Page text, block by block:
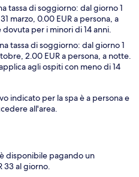
tassa di soggiorno: dal giorno 1
marzo, 0.00 EUR a persona, a
dovuta per i minori di 14 anni.
tassa di soggiorno: dal giorno 1
2.00 EUR a persona, a notte.
agli ospiti con meno di 14
indicato per la spa è a persona e
all'area.
è disponibile pagando un
33 al giorno.